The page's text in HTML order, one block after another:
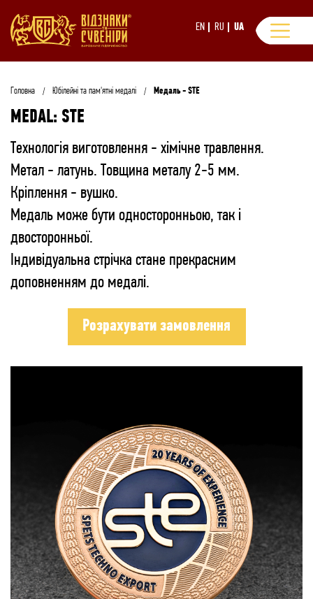
EN RU UA
Головна Юбілейні та пам'ятні медалі Медаль - STE
MEDAL: STE
Технологія виготовлення - хімічне травлення.
Метал - латунь. Товщина металу 2-5 мм.
Кріплення - вушко.
Медаль може бути односторонньою, так і
двосторонньої.
Індивідуальна стрічка стане прекрасним
доповненням до медалі.
Розрахувати замовлення